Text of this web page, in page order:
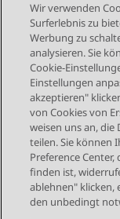
Send Feedback
Vorheriges
STAY
Wir verwenden
Surferlebnis zu
Werbung zu
analysieren. Sie
Cookie-
Einstellungen
akzeptieren"
von Cookies von
weisen uns an,
teilen. Sie können
Preference
finden ist,
ablehnen" klicken,
den unbedingt